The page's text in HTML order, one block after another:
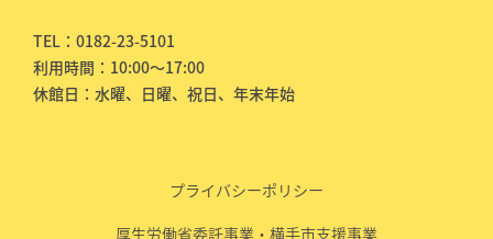
TEL：0182-23-5101
利用時間：10:00～17:00
休館日：水曜、日曜、祝日、年末年始
プライバシーポリシー
厚生労働省委託事業・横手市支援事業